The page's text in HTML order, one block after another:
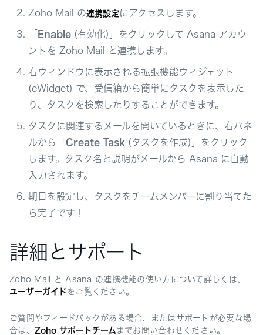
Zoho Mail の連携設定 にアクセスします。
「 Enable (有効化)」をクリックして Asana アカウ
ントを Zoho Mail と連携します。
右ウィンドウに表示される拡張機能ウィジェット
(eWidget) で、受信箱から簡単にタスクを表示した
り、タスクを検索したりすることができます。
タスクに関連するメールを開いているときに、右パネ
ルから「 Create Task (タスクを作成)」をクリック
します。タスク名と説明がメールから Asana に自動
入力されます。
期日を設定し、タスクをチームメンバーに割り当てた
ら完了です！
詳細とサポート
Zoho Mail と Asana の連携機能の使い方について詳しくは、
ユーザーガイド をご覧ください。
ご質問やフィードバックがある場合、またはサポートが必要な場
合は、 Zoho サポートチーム までお問い合わせください。